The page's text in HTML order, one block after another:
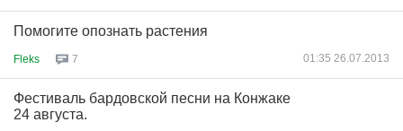
Помогите опознать растения
Fleks 7 01:35 26.07.2013
Фестиваль бардовской песни на Конжаке
24 августа.